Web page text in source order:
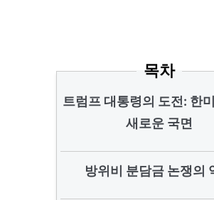
목차
트럼프 대통령의 도전: 한
새로운 국면
방위비 분담금 논쟁의